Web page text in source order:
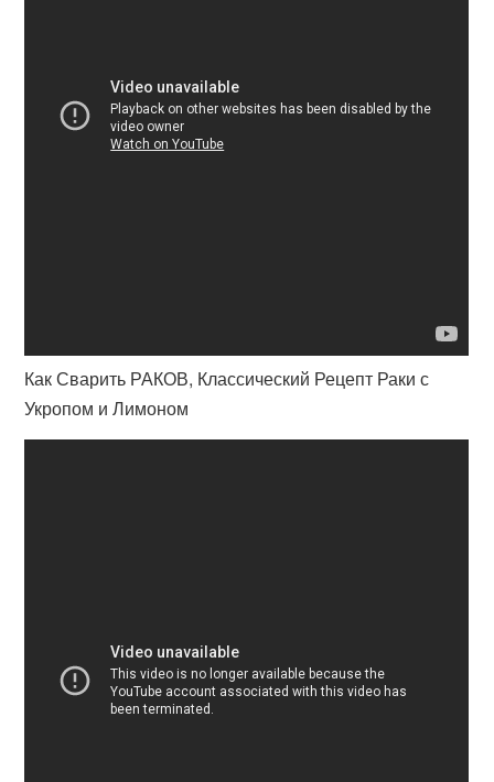
Как Сварить РАКОВ, Классический Рецепт Раки с
Укропом и Лимоном